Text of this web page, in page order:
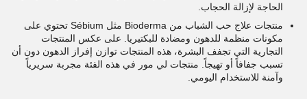
الحاجة لإزالة الحجاب.
منتجات علاج حب الشباب من Bioderma مثل Sébium تحتوي على
مكونات منظمة للدهون ومضادة للبكتيريا. على عكس المنتجات
التجارية التي تجفف البشرة، هذه المنتجات توازن إفراز الدهون دون أن
تسبب جفافاً أو تهيجاً. منتجات لي مور في هذه الفئة مجربة سريرياً
وآمنة للاستخدام اليومي.